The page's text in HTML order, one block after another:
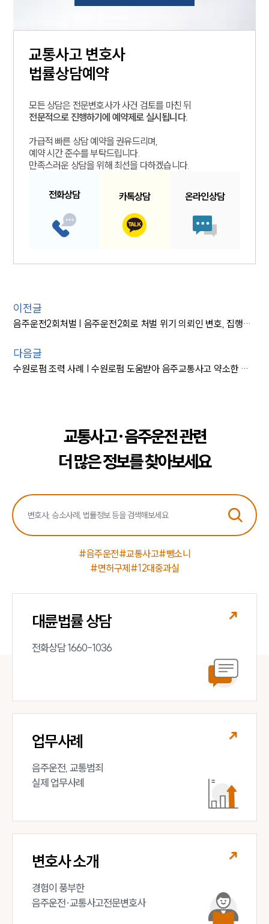
교통사고변호사
법률상담예약
모든 상담은 전문변호사가 사건 검토를 마친 뒤
전문적으로 진행하기에 예약제로 실시됩니다.
가급적 빠른 상담 예약을 권유드리며,
예약 시간 준수를 부탁드립니다.
만족스러운 상담을 위해 최선을 다하겠습니다.
전화상담 카톡상담 온라인상담
이전글
음주운전2회처벌 | 음주운전2회로 처벌 위기 의뢰인 변호, 집행유예 선고
다음글
수원로펌 조력 사례 | 수원로펌 도움받아 음주교통사고 약소한 벌금형
교통사고·음주운전 관련
더 많은 정보를 찾아보세요
#음주운전#교통사고#뺑소니
#면허구제 #12대중과실
대륜법률 상담
전화상담 1660-1036
업무사례
음주운전, 교통범죄
실제 업무사례
변호사 소개
경험이 풍부한
음주운전·교통사고전문변호사